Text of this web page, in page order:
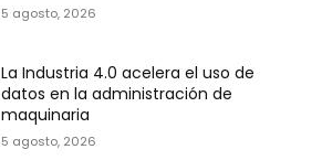
5 agosto, 2026
La Industria 4.0 acelera el uso de
datos en la administración de
maquinaria
5 agosto, 2026